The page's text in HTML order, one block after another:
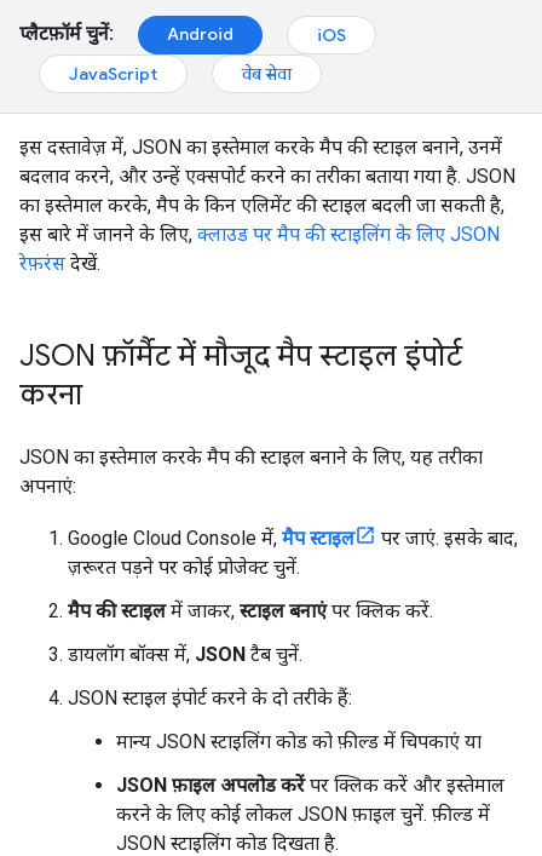
प्लैटफ़ॉर्म चुनें: Android
iOS
JavaScript
वेब सेवा
इस दस्तावेज़ में, JSON का इस्तेमाल करके मैप की स्टाइल बनाने, उनमें
बदलाव करने, और उन्हें एक्सपोर्ट करने का तरीका बताया गया है. JSON
का इस्तेमाल करके, मैप के किन एलिमेंट की स्टाइल बदली जा सकती है,
इस बारे में जानने के लिए, क्लाउड पर मैप की स्टाइलिंग के लिए JSON
रेफ़रंस देखें.
JSON फ़ॉर्मैट में मौजूद मैप स्टाइल इंपोर्ट
करना
JSON का इस्तेमाल करके मैप की स्टाइल बनाने के लिए, यह तरीका
अपनाएं:
Google Cloud Console में, मैप स्टाइल
पर जाएं. इसके बाद,
ज़रूरत पड़ने पर कोई प्रोजेक्ट चुनें.
मैप की स्टाइलमें जाकर, स्टाइल बनाएंपर क्लिक करें.
डायलॉग बॉक्स में, JSON टैब चुनें.
JSON स्टाइल इंपोर्ट करने के दो तरीके हैं:
मान्य JSON स्टाइलिंग कोड को फ़ील्ड में चिपकाएं या
JSON फ़ाइल अपलोड करेंपर क्लिक करें और इस्तेमाल
करने के लिए कोई लोकल JSON फ़ाइल चुनें. फ़ील्ड में
JSON स्टाइलिंग कोड दिखता है.